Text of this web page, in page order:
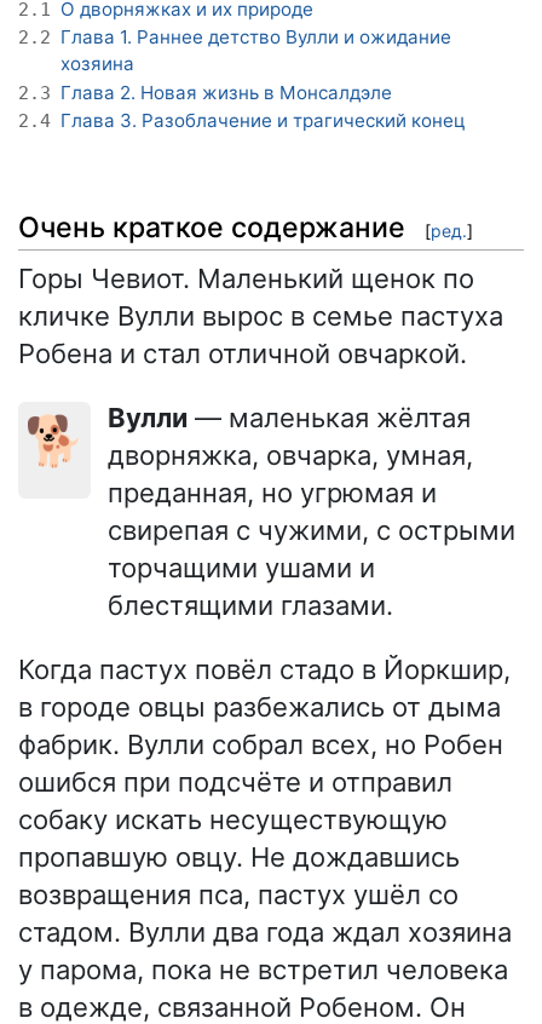
2.1 О дворняжках и их природе
2.2 Глава 1. Раннее детство Вулли и ожидание
хозяина
2.3 Глава 2. Новая жизнь в Монсалдэле
2.4 Глава 3. Разоблачение и трагический конец
Очень краткое содержание [ред.]
Горы Чевиот. Маленький щенок по
кличке Вулли вырос в семье пастуха
Робена и стал отличной овчаркой.
🐕 Вулли — маленькая жёлтая
дворняжка, овчарка, умная,
преданная, но угрюмая и
свирепая с чужими, с острыми
торчащими ушами и
блестящими глазами.
Когда пастух повёл стадо в Йоркшир,
в городе овцы разбежались от дыма
фабрик. Вулли собрал всех, но Робен
ошибся при подсчёте и отправил
собаку искать несуществующую
пропавшую овцу. Не дождавшись
возвращения пса, пастух ушёл со
стадом. Вулли два года ждал хозяина
у парома, пока не встретил человека
в одежде, связанной Робеном. Он